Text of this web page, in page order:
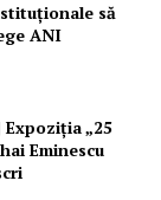
să
ANI
„25
Eminescu